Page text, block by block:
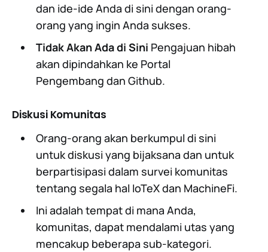
dan ide-ide Anda di sini dengan orang-
orang yang ingin Anda sukses.
Tidak Akan Ada di Sini Pengajuan hibah
akan dipindahkan ke Portal
Pengembang dan Github.
Diskusi Komunitas
Orang-orang akan berkumpul di sini
untuk diskusi yang bijaksana dan untuk
berpartisipasi dalam survei komunitas
tentang segala hal IoTeX dan MachineFi.
Ini adalah tempat di mana Anda,
komunitas, dapat mendalami utas yang
mencakup beberapa sub-kategori.